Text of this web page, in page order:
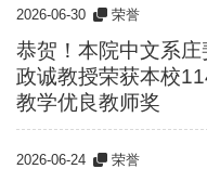
2026-06-30 荣誉
恭贺！本院中文系
政诚教授荣获本校
教学优良教师奖
2026-06-24 荣誉